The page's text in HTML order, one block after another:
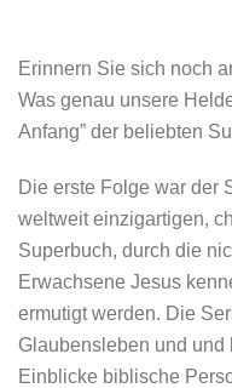
Erinnern Sie sich noch
Was genau unsere
Anfang” der beliebten
Die erste Folge war der
weltweit einzigartigen,
Superbuch, durch die
Erwachsene Jesus
ermutigt werden. Die
Glaubensleben und und
Einblicke biblische